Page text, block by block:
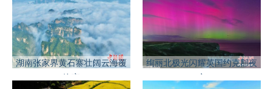
湖南张家界黄石寨壮阔云海覆
绚丽北极光闪耀英国约克郡夜